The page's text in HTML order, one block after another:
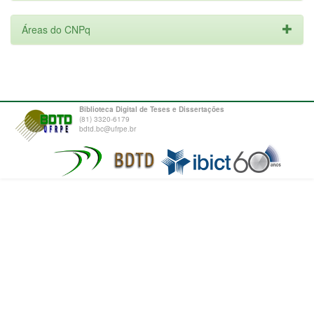
Áreas do CNPq
Biblioteca Digital de Teses e Dissertações
(81) 3320-6179
bdtd.bc@ufrpe.br